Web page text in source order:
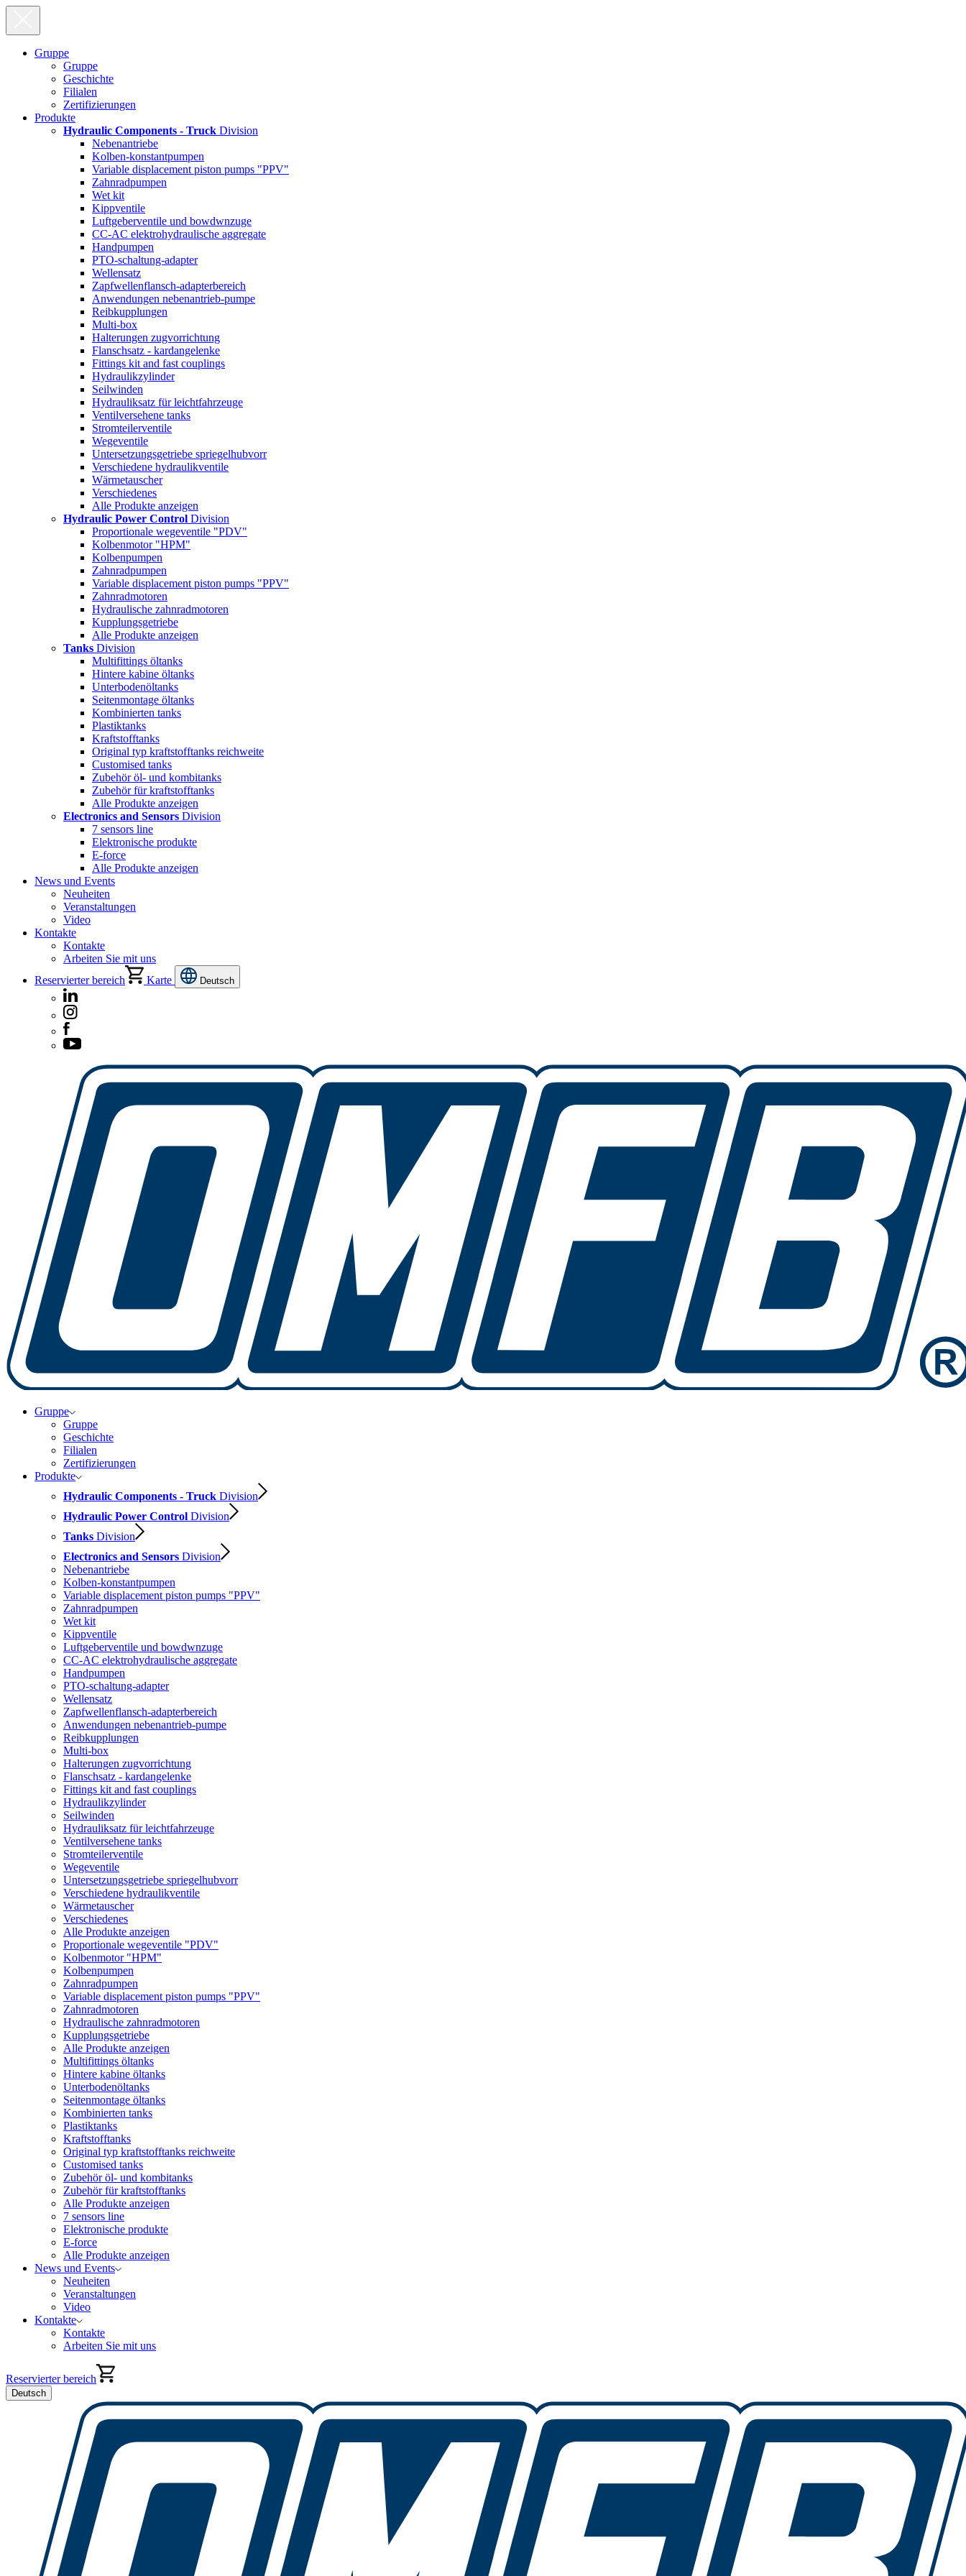
Gruppe
Gruppe
Geschichte
Filialen
Zertifizierungen
Produkte
Hydraulic Components - Truck Division
Nebenantriebe
Kolben-konstantpumpen
Variable displacement piston pumps "PPV"
Zahnradpumpen
Wet kit
Kippventile
Luftgeberventile und bowdwnzuge
CC-AC elektrohydraulische aggregate
Handpumpen
PTO-schaltung-adapter
Wellensatz
Zapfwellenflansch-adapterbereich
Anwendungen nebenantrieb-pumpe
Reibkupplungen
Multi-box
Halterungen zugvorrichtung
Flanschsatz - kardangelenke
Fittings kit and fast couplings
Hydraulikzylinder
Seilwinden
Hydrauliksatz für leichtfahrzeuge
Ventilversehene tanks
Stromteilerventile
Wegeventile
Untersetzungsgetriebe spriegelhubvorr
Verschiedene hydraulikventile
Wärmetauscher
Verschiedenes
Alle Produkte anzeigen
Hydraulic Power Control Division
Proportionale wegeventile "PDV"
Kolbenmotor "HPM"
Kolbenpumpen
Zahnradpumpen
Variable displacement piston pumps "PPV"
Zahnradmotoren
Hydraulische zahnradmotoren
Kupplungsgetriebe
Alle Produkte anzeigen
Tanks Division
Multifittings öltanks
Hintere kabine öltanks
Unterbodenöltanks
Seitenmontage öltanks
Kombinierten tanks
Plastiktanks
Kraftstofftanks
Original typ kraftstofftanks reichweite
Customised tanks
Zubehör öl- und kombitanks
Zubehör für kraftstofftanks
Alle Produkte anzeigen
Electronics and Sensors Division
7 sensors line
Elektronische produkte
E-force
Alle Produkte anzeigen
News und Events
Neuheiten
Veranstaltungen
Video
Kontakte
Kontakte
Arbeiten Sie mit uns
Reservierter bereich
Karte Deutsch
Gruppe
Gruppe
Geschichte
Filialen
Zertifizierungen
Produkte
Hydraulic Components - Truck Division
Hydraulic Power Control Division
Tanks Division
Electronics and Sensors Division
Nebenantriebe
Kolben-konstantpumpen
Variable displacement piston pumps "PPV"
Zahnradpumpen
Wet kit
Kippventile
Luftgeberventile und bowdwnzuge
CC-AC elektrohydraulische aggregate
Handpumpen
PTO-schaltung-adapter
Wellensatz
Zapfwellenflansch-adapterbereich
Anwendungen nebenantrieb-pumpe
Reibkupplungen
Multi-box
Halterungen zugvorrichtung
Flanschsatz - kardangelenke
Fittings kit and fast couplings
Hydraulikzylinder
Seilwinden
Hydrauliksatz für leichtfahrzeuge
Ventilversehene tanks
Stromteilerventile
Wegeventile
Untersetzungsgetriebe spriegelhubvorr
Verschiedene hydraulikventile
Wärmetauscher
Verschiedenes
Alle Produkte anzeigen
Proportionale wegeventile "PDV"
Kolbenmotor "HPM"
Kolbenpumpen
Zahnradpumpen
Variable displacement piston pumps "PPV"
Zahnradmotoren
Hydraulische zahnradmotoren
Kupplungsgetriebe
Alle Produkte anzeigen
Multifittings öltanks
Hintere kabine öltanks
Unterbodenöltanks
Seitenmontage öltanks
Kombinierten tanks
Plastiktanks
Kraftstofftanks
Original typ kraftstofftanks reichweite
Customised tanks
Zubehör öl- und kombitanks
Zubehör für kraftstofftanks
Alle Produkte anzeigen
7 sensors line
Elektronische produkte
E-force
Alle Produkte anzeigen
News und Events
Neuheiten
Veranstaltungen
Video
Kontakte
Kontakte
Arbeiten Sie mit uns
Reservierter bereich
Deutsch